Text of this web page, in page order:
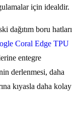
için idealdir.
dağıtım boru hatları
Coral Edge TPU
entegre
derlenmesi, daha
kıyasla daha kolay